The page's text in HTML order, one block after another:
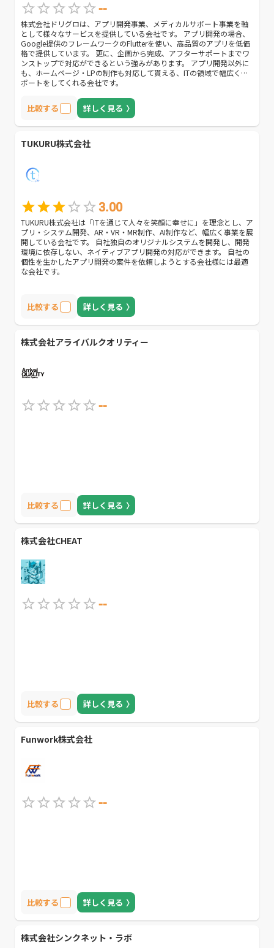
--
株式会社ドリグロは、アプリ開発事業、メディカルサポート事業を軸
として様々なサービスを提供している会社です。 アプリ開発の場合、
Google提供のフレームワークのFlutterを使い、高品質のアプリを低価
格で提供しています。 更に、企画から完成、アフターサポートまでワ
ンストップで対応ができるという強みがあります。 アプリ開発以外に
も、ホームページ・LPの制作も対応して貰える、ITの領域で幅広くサ
ポートをしてくれる会社です。
比較する 詳しく見る
TUKURU株式会社
3.00
TUKURU株式会社は「ITを通じて人々を笑顔に幸せに」を理念とし、ア
プリ・システム開発、AR・VR・MR制作、AI制作など、幅広く事業を展
開している会社です。 自社独自のオリジナルシステムを開発し、開発
環境に依存しない、ネイティブアプリ開発の対応ができます。 自社の
個性を生かしたアプリ開発の案件を依頼しようとする会社様には最適
な会社です。
比較する 詳しく見る
株式会社アライバルクオリティー
--
比較する 詳しく見る
株式会社CHEAT
--
比較する 詳しく見る
Funwork株式会社
--
比較する 詳しく見る
株式会社シンクネット・ラボ